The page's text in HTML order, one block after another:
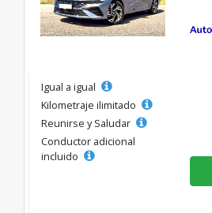
Igual a igual
Kilometraje ilimitado
Reunirse y Saludar
Conductor adicional
incluido